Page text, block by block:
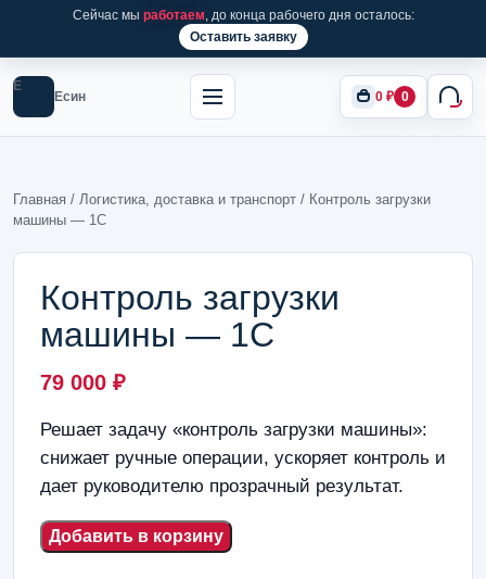
Сейчас мы работаем, до конца рабочего дня осталось:
Оставить заявку
Е
Есин 0 ₽ 0
Главная / Логистика, доставка и транспорт / Контроль загрузки
машины — 1С
Контроль загрузки
машины — 1С
79 000 ₽
Решает задачу «контроль загрузки машины»:
снижает ручные операции, ускоряет контроль и
дает руководителю прозрачный результат.
Добавить в корзину